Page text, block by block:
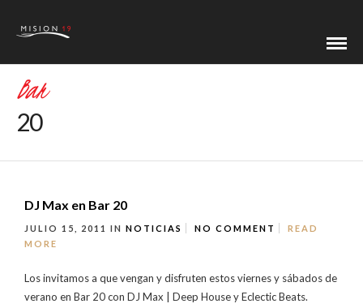
Bar
20
DJ Max en Bar 20
JULIO 15, 2011 IN NOTICIAS NO COMMENT
READ
MORE
Los invitamos a que vengan y disfruten estos viernes y sábados de
verano en Bar 20 con DJ Max | Deep House y Eclectic Beats.